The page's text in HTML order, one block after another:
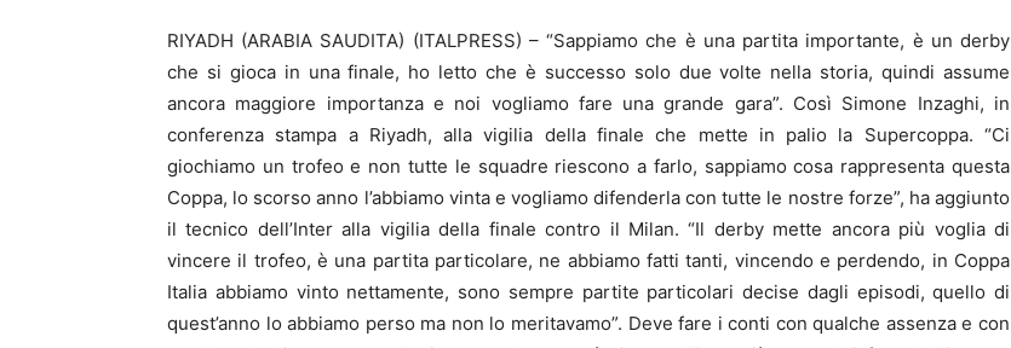
RIYADH (ARABIA SAUDITA) (ITALPRESS) – “Sappiamo che è una partita importante, è un derby
che si gioca in una finale, ho letto che è successo solo due volte nella storia, quindi assume
ancora maggiore importanza e noi vogliamo fare una grande gara”. Così Simone Inzaghi, in
conferenza stampa a Riyadh, alla vigilia della finale che mette in palio la Supercoppa. “Ci
giochiamo un trofeo e non tutte le squadre riescono a farlo, sappiamo cosa rappresenta questa
Coppa, lo scorso anno l’abbiamo vinta e vogliamo difenderla con tutte le nostre forze”, ha aggiunto
il tecnico dell’Inter alla vigilia della finale contro il Milan. “Il derby mette ancora più voglia di
vincere il trofeo, è una partita particolare, ne abbiamo fatti tanti, vincendo e perdendo, in Coppa
Italia abbiamo vinto nettamente, sono sempre partite particolari decise dagli episodi, quello di
quest’anno lo abbiamo perso ma non lo meritavamo”. Deve fare i conti con qualche assenza e con